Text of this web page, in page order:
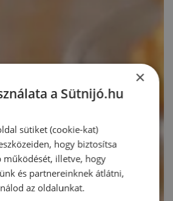
×
a Sütnijó.hu
sütiket (cookie-kat)
hogy biztosítsa
működését, illetve, hogy
és partnereinknek átlátni,
az oldalunkat.